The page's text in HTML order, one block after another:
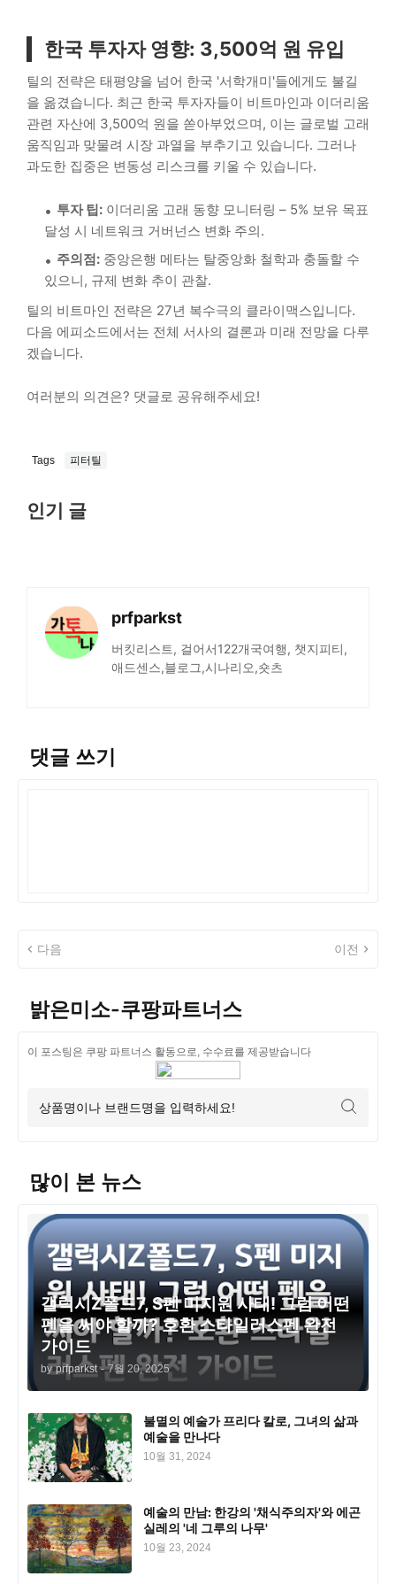
한국 투자자 영향: 3,500억 원 유입
틸의 전략은 태평양을 넘어 한국 '서학개미'들에게도 불길
을 옮겼습니다. 최근 한국 투자자들이 비트마인과 이더리움
관련 자산에 3,500억 원을 쏟아부었으며, 이는 글로벌 고래
움직임과 맞물려 시장 과열을 부추기고 있습니다. 그러나
과도한 집중은 변동성 리스크를 키울 수 있습니다.
투자 팁: 이더리움 고래 동향 모니터링 – 5% 보유 목표
달성 시 네트워크 거버넌스 변화 주의.
주의점: 중앙은행 메타는 탈중앙화 철학과 충돌할 수
있으니, 규제 변화 추이 관찰.
틸의 비트마인 전략은 27년 복수극의 클라이맥스입니다.
다음 에피소드에서는 전체 서사의 결론과 미래 전망을 다루
겠습니다.
여러분의 의견은? 댓글로 공유해주세요!
Tags 피터틸
인기 글
prfparkst
버킷리스트, 걸어서122개국여행, 챗지피티,
애드센스,블로그,시나리오,숏츠
댓글 쓰기
다음 이전
밝은미소-쿠팡파트너스
이 포스팅은 쿠팡 파트너스 활동으로, 수수료를 제공받습니다
많이 본 뉴스
갤럭시Z폴드7, S펜 미지원 사태! 그럼 어떤
펜을 써야 할까? 호환 스타일러스펜 완전
가이드
by prfparkst - 7월 20, 2025
불멸의 예술가 프리다 칼로, 그녀의 삶과
예술을 만나다
10월 31, 2024
예술의 만남: 한강의 '채식주의자'와 에곤
실레의 '네 그루의 나무'
10월 23, 2024